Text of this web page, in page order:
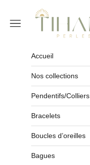
Tihani Perles
Menu
Accueil
Nos collections
Pendentifs/Colliers
Bracelets
Boucles d’oreilles
Bagues